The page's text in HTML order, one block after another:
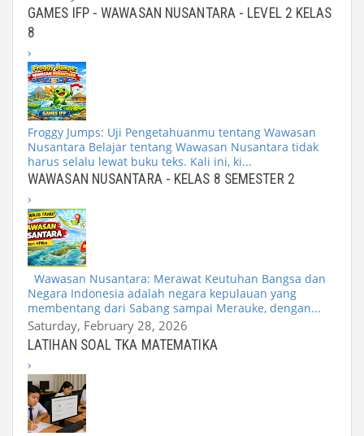
GAMES IFP - WAWASAN NUSANTARA - LEVEL 2 KELAS
8
›
Froggy Jumps: Uji Pengetahuanmu tentang Wawasan
Nusantara Belajar tentang Wawasan Nusantara tidak
harus selalu lewat buku teks. Kali ini, ki...
WAWASAN NUSANTARA - KELAS 8 SEMESTER 2
›
Wawasan Nusantara: Merawat Keutuhan Bangsa dan
Negara Indonesia adalah negara kepulauan yang
membentang dari Sabang sampai Merauke, dengan...
Saturday, February 28, 2026
LATIHAN SOAL TKA MATEMATIKA
›